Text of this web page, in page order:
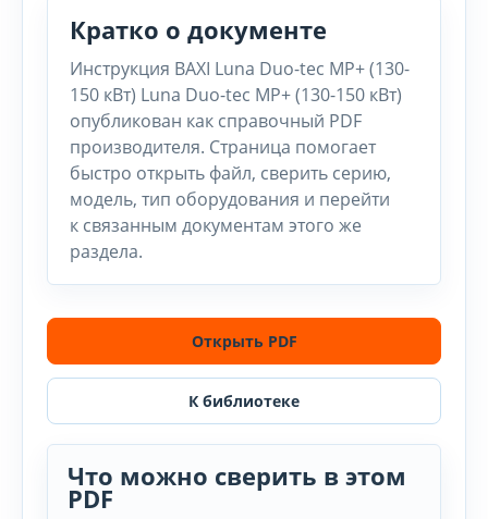
Кратко о документе
Инструкция BAXI Luna Duo-tec MP+ (130-
150 кВт) Luna Duo-tec MP+ (130-150 кВт)
опубликован как справочный PDF
производителя. Страница помогает
быстро открыть файл, сверить серию,
модель, тип оборудования и перейти
к связанным документам этого же
раздела.
Открыть PDF
К библиотеке
Что можно сверить в этом
PDF